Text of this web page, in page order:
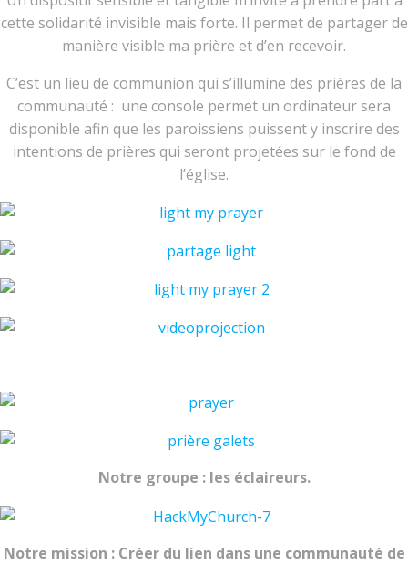
cette solidarité invisible mais forte. Il permet de partager de
manière visible ma prière et d’en recevoir.
C’est un lieu de communion qui s’illumine des prières de la
communauté : une console permet un ordinateur sera
disponible afin que les paroissiens puissent y inscrire des
intentions de prières qui seront projetées sur le fond de
l’église.
Notre groupe : les éclaireurs.
Notre mission : Créer du lien dans une communauté de